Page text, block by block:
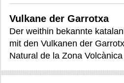
Vulkane der Garrotxa
Der weithin bekannte
mit den Vulkanen der
Natural de la Zona